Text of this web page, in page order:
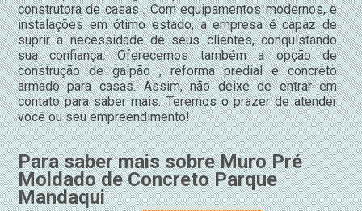
construtora de casas . Com equipamentos modernos, e
instalações em ótimo estado, a empresa é capaz de
suprir a necessidade de seus clientes, conquistando
sua confiança. Oferecemos também a opção de
construção de galpão , reforma predial e concreto
armado para casas. Assim, não deixe de entrar em
contato para saber mais. Teremos o prazer de atender
você ou seu empreendimento!
Para saber mais sobre Muro Pré
Moldado de Concreto Parque
Mandaqui